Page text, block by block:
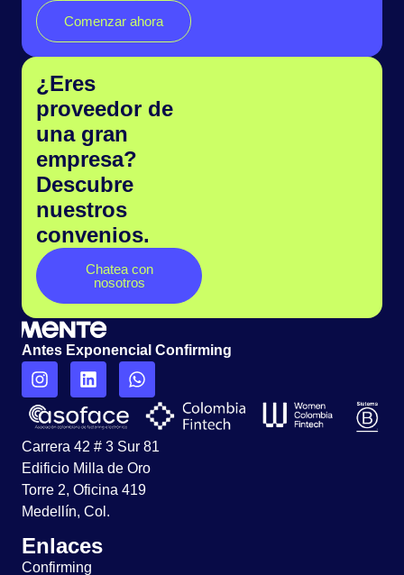
Comenzar ahora
¿Eres
proveedor de
una gran
empresa?
Descubre
nuestros
convenios.
Chatea con
nosotros
Antes Exponencial Confirming
Carrera 42 # 3 Sur 81
Edificio Milla de Oro
Torre 2, Oficina 419
Medellín, Col.
Enlaces
Confirming